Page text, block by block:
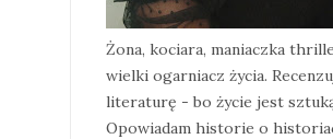
Żona, kociara, maniaczka
wielki ogarniacz życia.
literaturę - bo życie jest
Opowiadam historie o